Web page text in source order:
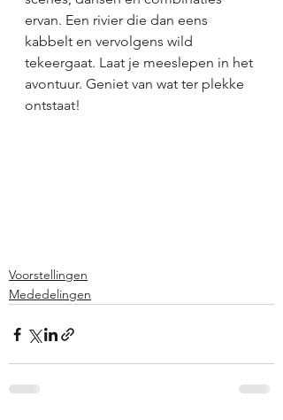
ervan. Een rivier die dan eens
kabbelt en vervolgens wild
tekeergaat. Laat je meeslepen in het
avontuur. Geniet van wat ter plekke
ontstaat!
Voorstellingen
Mededelingen